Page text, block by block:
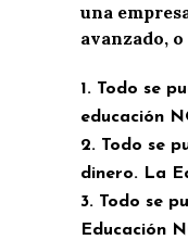
una
avanzado, o
1. Todo se
educación
2. Todo se
dinero. La E
3. Todo se
Educación